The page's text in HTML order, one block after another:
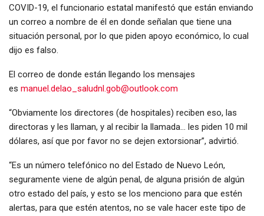
COVID-19, el funcionario estatal manifestó que están enviando
un correo a nombre de él en donde señalan que tiene una
situación personal, por lo que piden apoyo económico, lo cual
dijo es falso.
El correo de donde están llegando los mensajes
es manuel.delao_saludnl.gob@outlook.com
“Obviamente los directores (de hospitales) reciben eso, las
directoras y les llaman, y al recibir la llamada… les piden 10 mil
dólares, así que por favor no se dejen extorsionar”, advirtió.
“Es un número telefónico no del Estado de Nuevo León,
seguramente viene de algún penal, de alguna prisión de algún
otro estado del país, y esto se los menciono para que estén
alertas, para que estén atentos, no se vale hacer este tipo de